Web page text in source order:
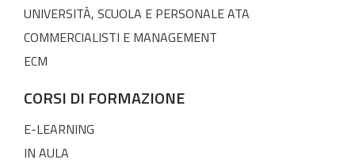
UNIVERSITÀ, SCUOLA E PERSONALE ATA
COMMERCIALISTI E MANAGEMENT
ECM
CORSI DI FORMAZIONE
E-LEARNING
IN AULA